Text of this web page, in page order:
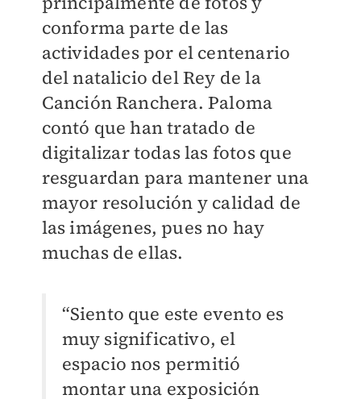
conforma parte de las
actividades por el centenario
del natalicio del Rey de la
Canción Ranchera. Paloma
contó que han tratado de
digitalizar todas las fotos que
resguardan para mantener una
mayor resolución y calidad de
las imágenes, pues no hay
muchas de ellas.
“Siento que este evento es
muy significativo, el
espacio nos permitió
montar una exposición